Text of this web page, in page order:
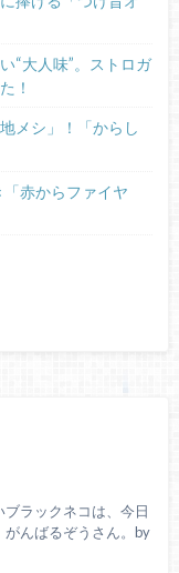
“大人味”。ストロガ
！
メシ」！「からし
赤からファイヤ
ラックネコは、今日
がんばるぞうさん。by